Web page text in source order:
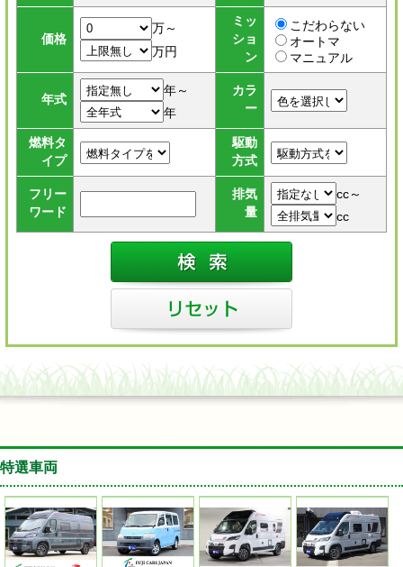
価格
万～
万円
ミッ
ショ
ン
こだわらない
オートマ
マニュアル
年式
年～
年
カラ
ー
燃料タ
イプ
駆動
方式
フリー
ワード
排気
量
cc～
cc
特選車両